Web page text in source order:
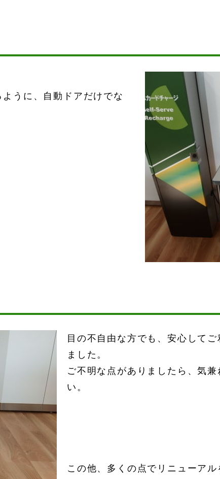
うに、自動ドアだけでな
目の不自由な方でも、安心して
ました。
ご不明な点がありましたら、気
い。
この他、多くの点でリニューア